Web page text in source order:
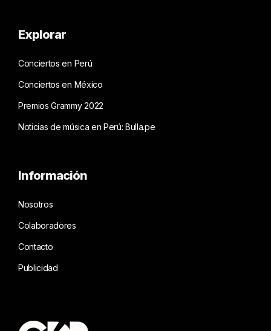
Explorar
Conciertos en Perú
Conciertos en México
Premios Grammy 2022
Noticias de música en Perú: Bulla.pe
Información
Nosotros
Colaboradores
Contacto
Publicidad